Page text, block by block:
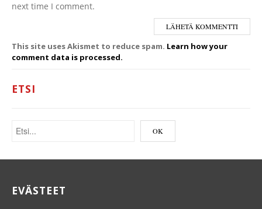
next time I comment.
This site uses Akismet to reduce spam. Learn how your
comment data is processed.
ETSI
EVÄSTEET